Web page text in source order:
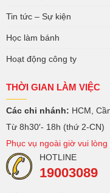
Tin tức – Sự kiện
Học làm bánh
Hoạt động công ty
THỜI GIAN LÀM VIỆC
Các chi nhánh: HCM,
Từ 8h30′- 18h (thứ 2-CN)
Phục vụ ngoài giờ vui lòng
HOTLINE
19003089